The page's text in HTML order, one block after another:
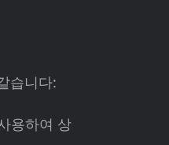
습니다:
용하여 상